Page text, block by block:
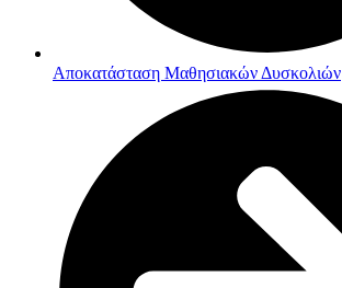
Αποκατάσταση Μαθησιακών Δυσκολιών